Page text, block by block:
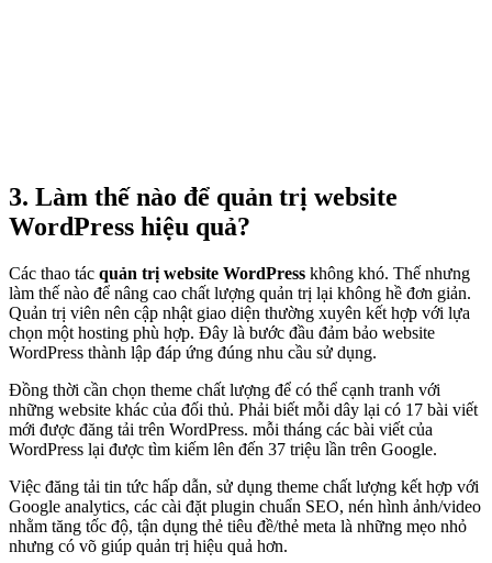
3. Làm thế nào để quản trị website
WordPress hiệu quả?
Các thao tác quản trị website WordPress không khó. Thế nhưng
làm thế nào để nâng cao chất lượng quản trị lại không hề đơn giản.
Quản trị viên nên cập nhật giao diện thường xuyên kết hợp với lựa
chọn một hosting phù hợp. Đây là bước đầu đảm bảo website
WordPress thành lập đáp ứng đúng nhu cầu sử dụng.
Đồng thời cần chọn theme chất lượng để có thể cạnh tranh với
những website khác của đối thủ. Phải biết mỗi dây lại có 17 bài viết
mới được đăng tải trên WordPress. mỗi tháng các bài viết của
WordPress lại được tìm kiếm lên đến 37 triệu lần trên Google.
Việc đăng tải tin tức hấp dẫn, sử dụng theme chất lượng kết hợp với
Google analytics, các cài đặt plugin chuẩn SEO, nén hình ảnh/video
nhằm tăng tốc độ, tận dụng thẻ tiêu đề/thẻ meta là những mẹo nhỏ
nhưng có võ giúp quản trị hiệu quả hơn.